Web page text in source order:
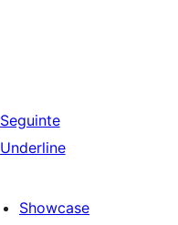
Seguinte
Underline
Showcase